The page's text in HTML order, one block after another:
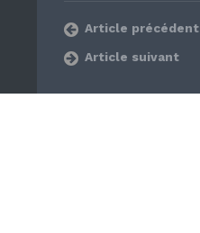
Article précédent
Article suivant